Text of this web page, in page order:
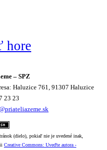
hore
– SPZ
Haluzice 761, 91307 Haluzice
23 23
(dielo), pokiaľ nie je uvedené inak,
Creative Commons: Uveďte autora -